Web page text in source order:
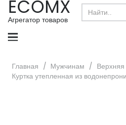
ECOMX
Агрегатор товаров
Search
for:
Главная / Мужчинам /
Куртка утепленная из